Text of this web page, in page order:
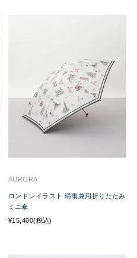
AURORA
ロンドンイラスト 晴雨兼用折りたたみ
ミニ傘
¥15,400(税込)